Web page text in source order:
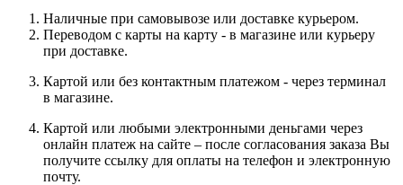
Наличные при самовывозе или доставке курьером.
Переводом с карты на карту - в магазине или курьеру
при доставке.
Картой или без контактным платежом - через терминал
в магазине.
Картой или любыми электронными деньгами через
онлайн платеж на сайте – после согласования заказа Вы
получите ссылку для оплаты на телефон и электронную
почту.